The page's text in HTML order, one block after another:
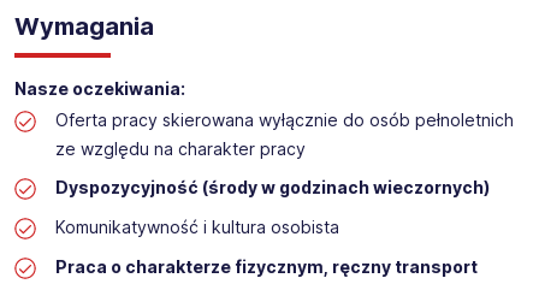
Lokalizacja: Sieniawa
Wymagania
Nasze oczekiwania:
Oferta pracy skierowana wyłącznie do osób pełnoletnich
ze względu na charakter pracy
Dyspozycyjność (środy w godzinach wieczornych)
Komunikatywność i kultura osobista
Praca o charakterze fizycznym, ręczny transport